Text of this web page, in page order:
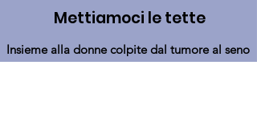
Mettiamoci le tette
Insieme alla donne colpite dal tumore al seno